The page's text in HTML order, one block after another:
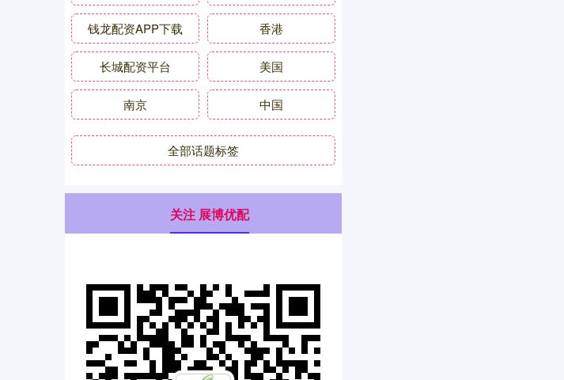
钱龙配资APP下载 香港
长城配资平台 美国
南京 中国
全部话题标签
关注 展博优配